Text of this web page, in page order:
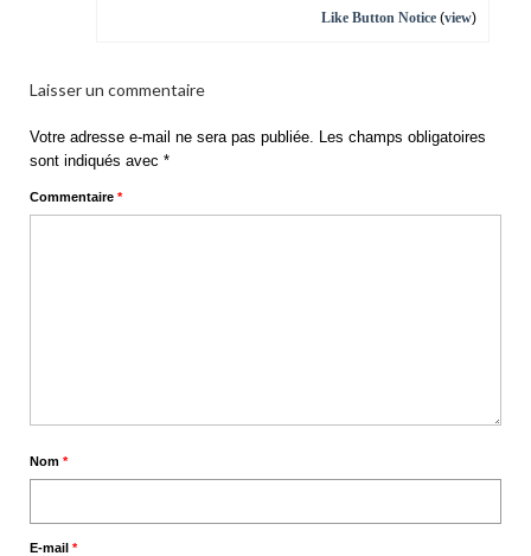
Like Button Notice (view)
Laisser un commentaire
Votre adresse e-mail ne sera pas publiée. Les champs obligatoires
sont indiqués avec *
Commentaire *
Nom *
E-mail *